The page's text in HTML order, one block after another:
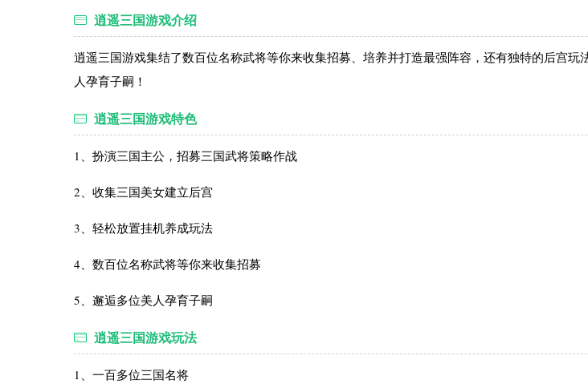
逍遥三国游戏介绍
逍遥三国游戏集结了数百位名称武将等你来收集招募、培养并打造最强阵容，还有独特的后宫玩
人孕育子嗣！
逍遥三国游戏特色
1、扮演三国主公，招募三国武将策略作战
2、收集三国美女建立后宫
3、轻松放置挂机养成玩法
4、数百位名称武将等你来收集招募
5、邂逅多位美人孕育子嗣
逍遥三国游戏玩法
1、一百多位三国名将